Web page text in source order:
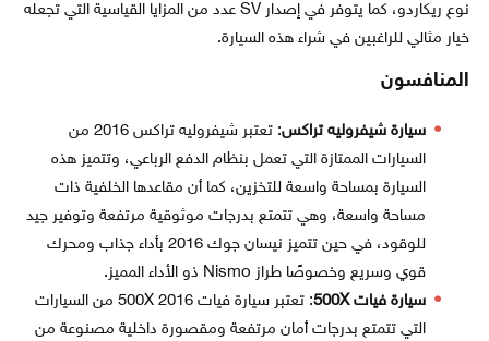
نوع ريكاردو، كما يتوفر في إصدار SV عدد من المزايا القياسية التي تجعله
خيار مثالي للراغبين في شراء هذه السيارة.
المنافسون
سيارة شيفروليه تراكس
: تعتبر شيفروليه تراكس 2016 من
السيارات الممتازة التي تعمل بنظام الدفع الرباعي، وتتميز هذه
السيارة بمساحة واسعة للتخزين، كما أن مقاعدها الخلفية ذات
مساحة واسعة، وهي تتمتع بدرجات موثوقية مرتفعة وتوفير جيد
للوقود، في حين تتميز نيسان جوك 2016 بأداء جذاب ومحرك
قوي وسريع وخصوصًا طراز Nismo ذو الأداء المميز.
سيارة فيات 500X
: تعتبر سيارة فيات 500X 2016 من السيارات
التي تتمتع بدرجات أمان مرتفعة ومقصورة داخلية مصنوعة من